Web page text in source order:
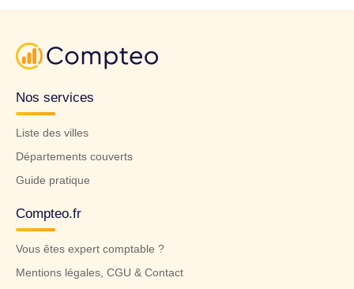
Nos services
Liste des villes
Départements couverts
Guide pratique
Compteo.fr
Vous êtes expert comptable ?
Mentions légales, CGU & Contact